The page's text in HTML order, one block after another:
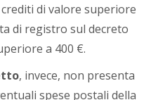
di valore superiore
di registro sul decreto
a 400 €.
, invece, non presenta
spese postali della